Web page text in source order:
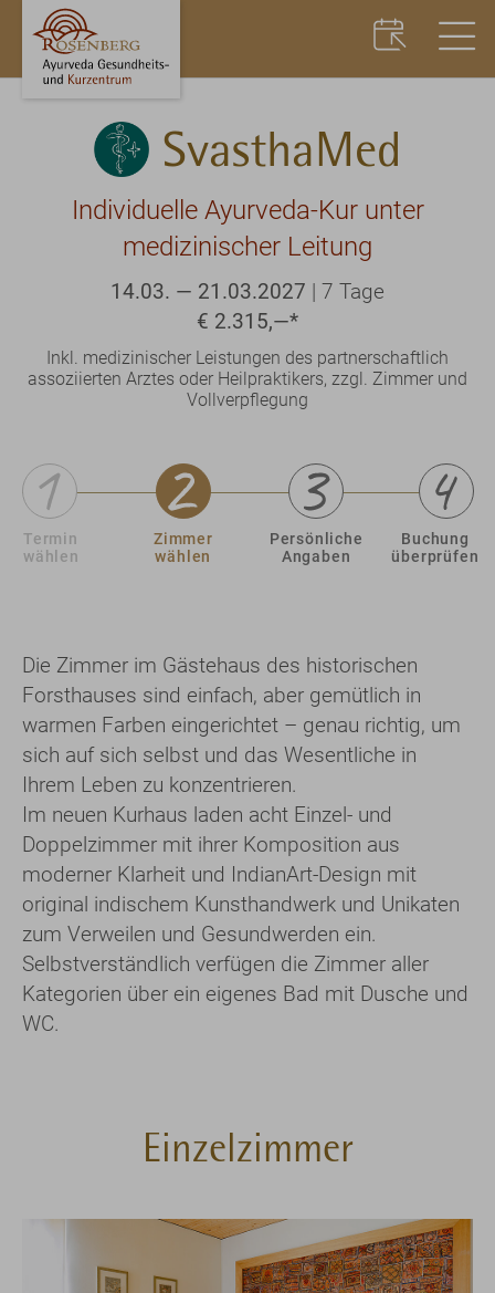
SvasthaMed
Individuelle Ayurveda-Kur unter
medizinischer Leitung
14.03. — 21.03.2027 | 7 Tage
€ 2.315,—*
Inkl. medizinischer Leistungen des partnerschaftlich
assoziierten Arztes oder Heilpraktikers, zzgl. Zimmer und
Vollverpflegung
Termin
wählen
Zimmer
wählen
Persönliche
Angaben
Buchung
überprüfen
Die Zimmer im Gästehaus des historischen
Forsthauses sind einfach, aber gemütlich in
warmen Farben eingerichtet – genau richtig, um
sich auf sich selbst und das Wesentliche in
Ihrem Leben zu konzentrieren.
Im neuen Kurhaus laden acht Einzel- und
Doppelzimmer mit ihrer Komposition aus
moderner Klarheit und IndianArt-Design mit
original indischem Kunsthandwerk und Unikaten
zum Verweilen und Gesundwerden ein.
Selbstverständlich verfügen die Zimmer aller
Kategorien über ein eigenes Bad mit Dusche und
WC.
Einzelzimmer